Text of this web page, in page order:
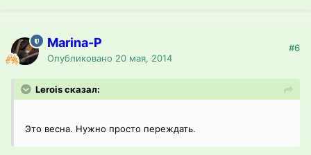
Marina-P
Опубликовано 20 мая, 2014
#6
Lerois сказал:
Это весна. Нужно просто переждать.